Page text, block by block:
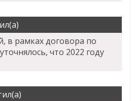
в рамках договора по
что 2022 году